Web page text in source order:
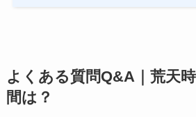
よくある質問Q&A｜荒天
間は？